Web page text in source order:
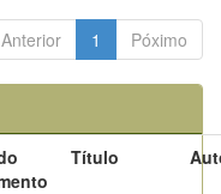
Anterior 1 Póximo
Título